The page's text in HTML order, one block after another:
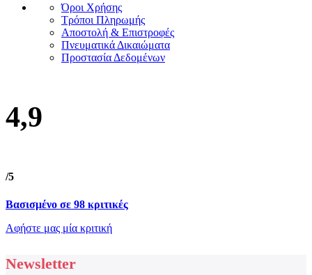
Όροι Χρήσης
Τρόποι Πληρωμής
Αποστολή & Επιστροφές
Πνευματικά Δικαιώματα
Προστασία Δεδομένων
4,9
/5
Βασισμένο σε 98 κριτικές
Αφήστε μας μία κριτική
Newsletter